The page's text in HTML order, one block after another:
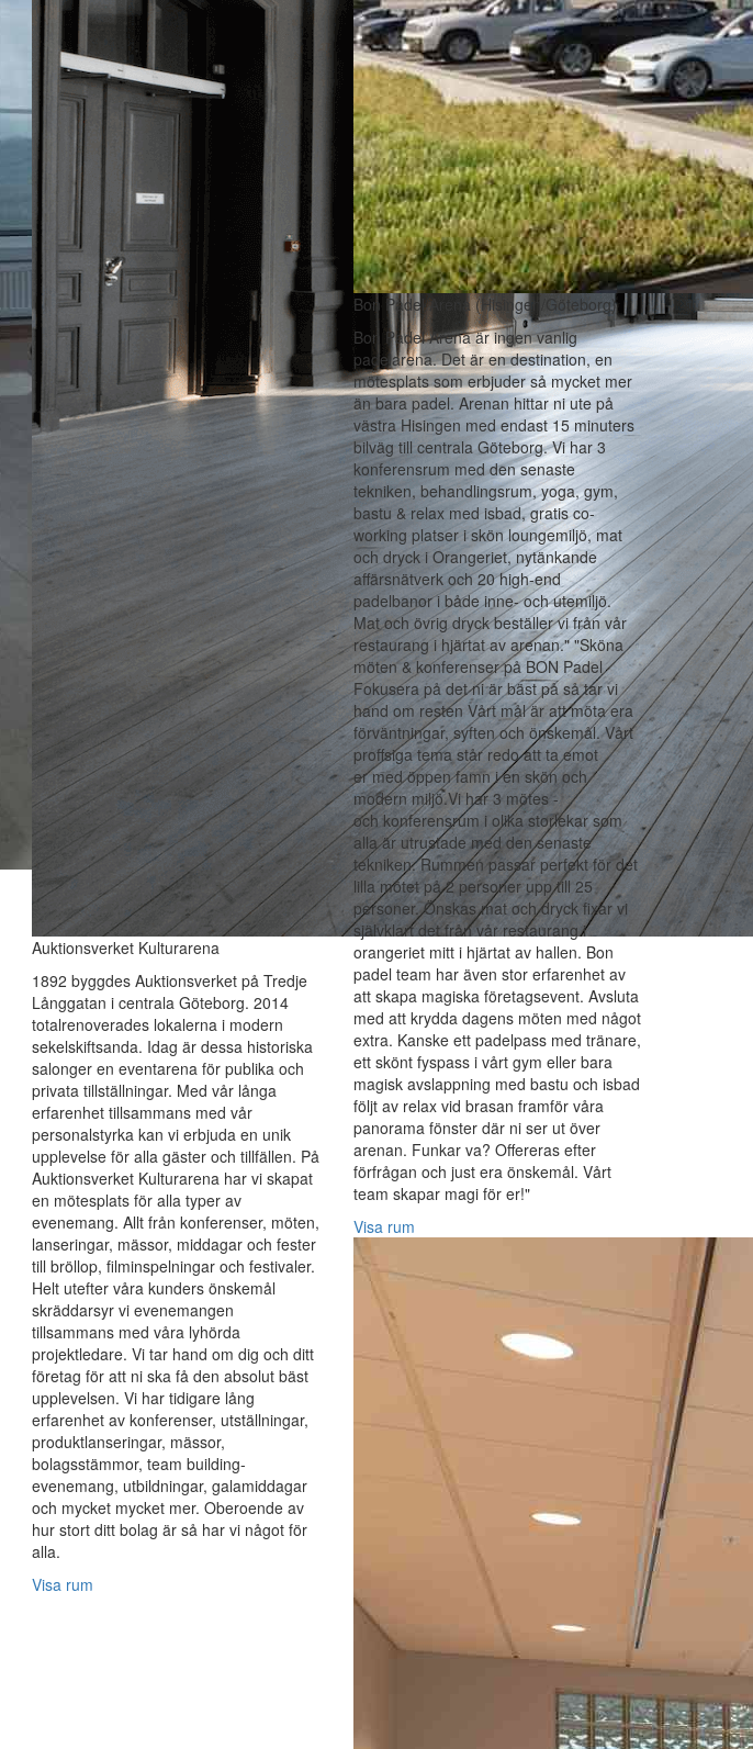
Auktionsverket Kulturarena
1892 byggdes Auktionsverket på Tredje
Långgatan i centrala Göteborg. 2014
totalrenoverades lokalerna i modern
sekelskiftsanda. Idag är dessa historiska
salonger en eventarena för publika och
privata tillställningar. Med vår långa
erfarenhet tillsammans med vår
personalstyrka kan vi erbjuda en unik
upplevelse för alla gäster och tillfällen. På
Auktionsverket Kulturarena har vi skapat
en mötesplats för alla typer av
evenemang. Allt från konferenser, möten,
lanseringar, mässor, middagar och fester
till bröllop, filminspelningar och festivaler.
Helt utefter våra kunders önskemål
skräddarsyr vi evenemangen
tillsammans med våra lyhörda
projektledare. Vi tar hand om dig och ditt
företag för att ni ska få den absolut bäst
upplevelsen. Vi har tidigare lång
erfarenhet av konferenser, utställningar,
produktlanseringar, mässor,
bolagsstämmor, team building-
evenemang, utbildningar, galamiddagar
och mycket mycket mer. Oberoende av
hur stort ditt bolag är så har vi något för
alla.
Visa rum
Bon Padel Arena (Hisingen/Göteborg)
Bon Padel Arena är ingen vanlig
padelarena. Det är en destination, en
mötesplats som erbjuder så mycket mer
än bara padel. Arenan hittar ni ute på
västra Hisingen med endast 15 minuters
bilväg till centrala Göteborg. Vi har 3
konferensrum med den senaste
tekniken, behandlingsrum, yoga, gym,
bastu & relax med isbad, gratis co-
working platser i skön loungemiljö, mat
och dryck i Orangeriet, nytänkande
affärsnätverk och 20 high-end
padelbanor i både inne- och utemiljö.
Mat och övrig dryck beställer vi från vår
restaurang i hjärtat av arenan." "Sköna
möten & konferenser på BON Padel
Fokusera på det ni är bäst på så tar vi
hand om resten Vårt mål är att möta era
förväntningar, syften och önskemål. Vårt
proffsiga tema står redo att ta emot
er med öppen famn i en skön och
modern miljö.Vi har 3 mötes -
och konferensrum i olika storlekar som
alla är utrustade med den senaste
tekniken. Rummen passar perfekt för det
lilla mötet på 2 personer upp till 25
personer. Önskas mat och dryck fixar vi
självklart det från vår restaurang i
orangeriet mitt i hjärtat av hallen. Bon
padel team har även stor erfarenhet av
att skapa magiska företagsevent. Avsluta
med att krydda dagens möten med något
extra. Kanske ett padelpass med tränare,
ett skönt fyspass i vårt gym eller bara
magisk avslappning med bastu och isbad
följt av relax vid brasan framför våra
panorama fönster där ni ser ut över
arenan. Funkar va? Offereras efter
förfrågan och just era önskemål. Vårt
team skapar magi för er!"
Visa rum